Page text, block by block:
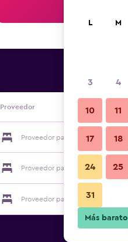
Proveedor
Proveedor para Villa Valeria
Proveedor para Villa Valeria
Proveedor para Villa Valeria
L M
3 4
10 11
17 18
24 25
31
Más barato